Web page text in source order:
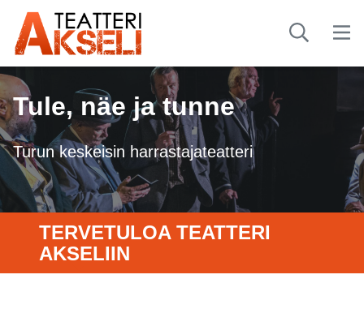
Tule, näe ja tunne
Turun keskeisin harrastajateatteri
TERVETULOA TEATTERI
AKSELIIN